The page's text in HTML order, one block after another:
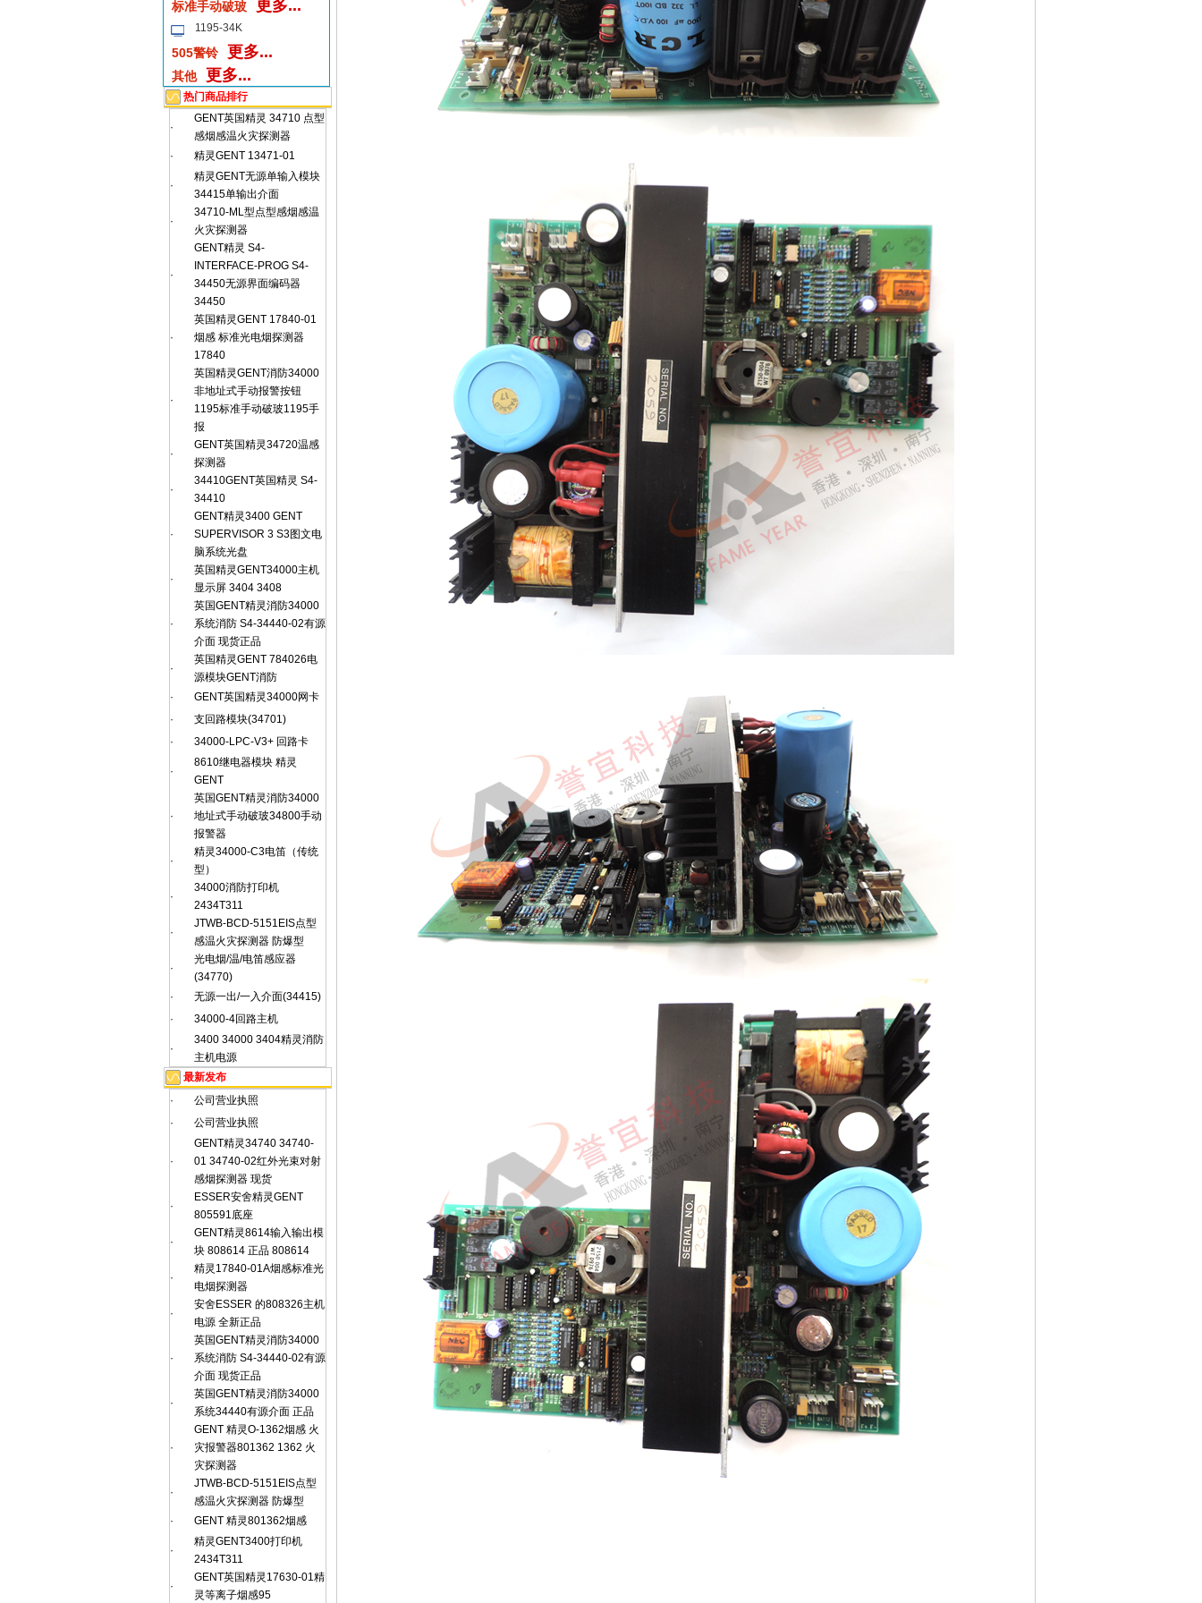
标准手动破玻 更多...
1195-34K
505警铃 更多...
其他 更多...
热门商品排行
·
GENT英国精灵 34710 点型
感烟感温火灾探测器
·
精灵GENT 13471-01
·
精灵GENT无源单输入模块
34415单输出介面
·
34710-ML型点型感烟感温
火灾探测器
·
GENT精灵 S4-
INTERFACE-PROG S4-
34450无源界面编码器
34450
·
英国精灵GENT 17840-01
烟感 标准光电烟探测器
17840
·
英国精灵GENT消防34000
非地址式手动报警按钮
1195标准手动破玻1195手
报
·
GENT英国精灵34720温感
探测器
·
34410GENT英国精灵 S4-
34410
·
GENT精灵3400 GENT
SUPERVISOR 3 S3图文电
脑系统光盘
·
英国精灵GENT34000主机
显示屏 3404 3408
·
英国GENT精灵消防34000
系统消防 S4-34440-02有源
介面 现货正品
·
英国精灵GENT 784026电
源模块GENT消防
·
GENT英国精灵34000网卡
·
支回路模块(34701)
·
34000-LPC-V3+ 回路卡
·
8610继电器模块 精灵
GENT
·
英国GENT精灵消防34000
地址式手动破玻34800手动
报警器
·
精灵34000-C3电笛（传统
型）
·
34000消防打印机
2434T311
·
JTWB-BCD-5151EIS点型
感温火灾探测器 防爆型
·
光电烟/温/电笛感应器
(34770)
·
无源一出/一入介面(34415)
·
34000-4回路主机
·
3400 34000 3404精灵消防
主机电源
最新发布
·
公司营业执照
·
公司营业执照
·
GENT精灵34740 34740-
01 34740-02红外光束对射
感烟探测器 现货
·
ESSER安舍精灵GENT
805591底座
·
GENT精灵8614输入输出模
块 808614 正品 808614
·
精灵17840-01A烟感标准光
电烟探测器
·
安舍ESSER 的808326主机
电源 全新正品
·
英国GENT精灵消防34000
系统消防 S4-34440-02有源
介面 现货正品
·
英国GENT精灵消防34000
系统34440有源介面 正品
·
GENT 精灵O-1362烟感 火
灾报警器801362 1362 火
灾探测器
·
JTWB-BCD-5151EIS点型
感温火灾探测器 防爆型
·
GENT 精灵801362烟感
·
精灵GENT3400打印机
2434T311
·
GENT英国精灵17630-01精
灵等离子烟感95